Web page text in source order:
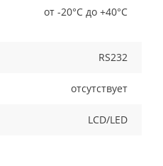
от -20°C до +40°C
RS232
отсутствует
LCD/LED